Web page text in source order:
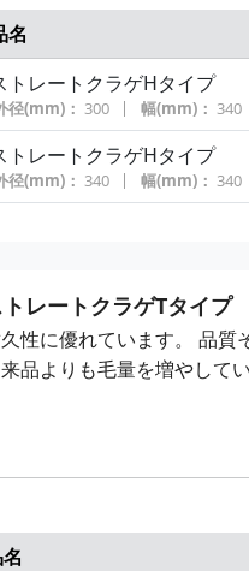
名
トレートクラゲHタイプ
径(mm)： 300 幅(mm)： 340
トレートクラゲHタイプ
径(mm)： 340 幅(mm)： 340
レートクラゲTタイプ
性に優れています。
品質
品よりも毛量を増やして